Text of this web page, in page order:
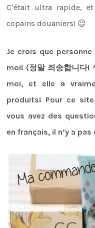
C’était ultra rapide,
copains douaniers! 😉
Je crois que
moi! (정말 죄송합니다
moi, et elle a
produits! Pour ce
vous avez des
en français, il n’y a